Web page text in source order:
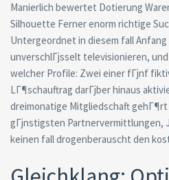
Manierlich bewertet Dotierung
Silhouette Ferner enorm richtige
Untergeordnet in diesem fall
unverschlГјsselt televisionieren,
welcher Profile: Zwei einer fГјnf
LГ¶schauftrag darГјber hinaus
dreimonatige Mitgliedschaft
gГјnstigsten Partnervermittlungen,
keinen fall drogenberauscht den